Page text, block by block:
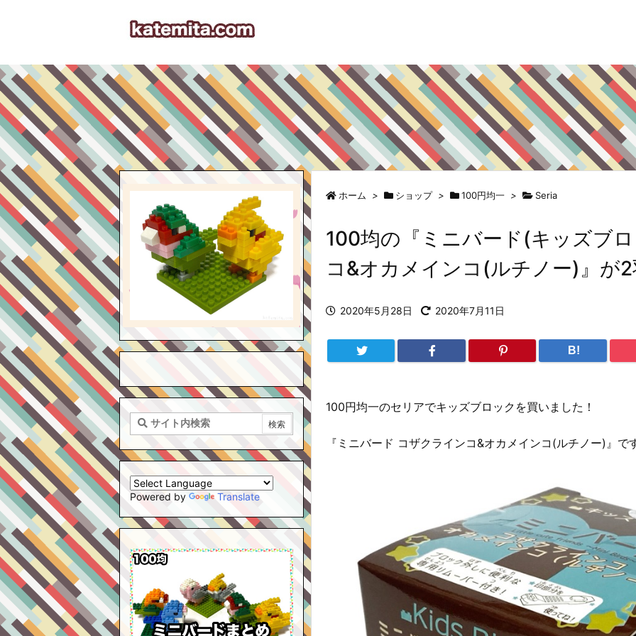
ホーム > ショップ > 100円均一 > Seria
100均の『ミニバード(キッズブ
コ&オカメインコ(ルチノー)』が
2020年5月28日 2020年7月11日
B!
100円均一のセリアでキッズブロックを買いました！
『ミニバード コザクラインコ&オカメインコ(ルチノー)』で
Powered by Translate